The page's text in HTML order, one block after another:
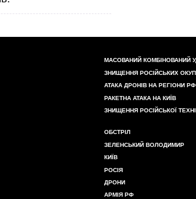
МАСОВАНИЙ КОМБІНОВАНИЙ
ЗНИЩЕННЯ РОСІЙСЬКИХ
АТАКА ДРОНІВ НА РЕГІОНИ РФ
РАКЕТНА АТАКА НА КИЇВ
ЗНИЩЕННЯ РОСІЙСЬКОЇ
ОБСТРІЛ
ЗЕЛЕНСЬКИЙ ВОЛОДИМИР
КИЇВ
РОСІЯ
ДРОНИ
АРМІЯ РФ